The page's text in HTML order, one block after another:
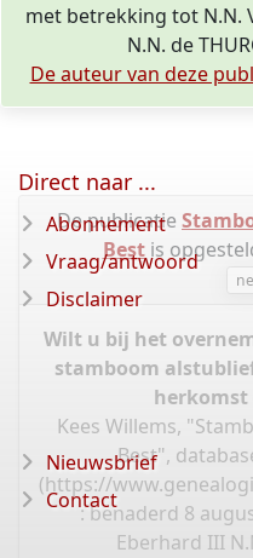
met betrekking tot N.N.
N.N. de
De auteur van deze
De publicatie
Bestis
Wilt u bij het
stamboom
herkomst
Kees Willems,
Best",
(https://
: benaderd 8
Eberhard III
Direct naar ...
Abonnement
Vraag/antwoord
Disclaimer
Nieuwsbrief
Contact